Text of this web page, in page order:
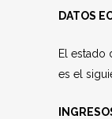
DATOS
El estado
es el